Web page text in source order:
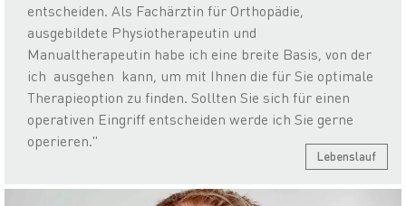
entscheiden. Als Fachärztin für Orthopädie,
ausgebildete Physiotherapeutin und
Manualtherapeutin habe ich eine breite Basis, von der
ich ausgehen kann, um mit Ihnen die für Sie optimale
Therapieoption zu finden. Sollten Sie sich für einen
operativen Eingriff entscheiden werde ich Sie gerne
operieren."
Lebenslauf